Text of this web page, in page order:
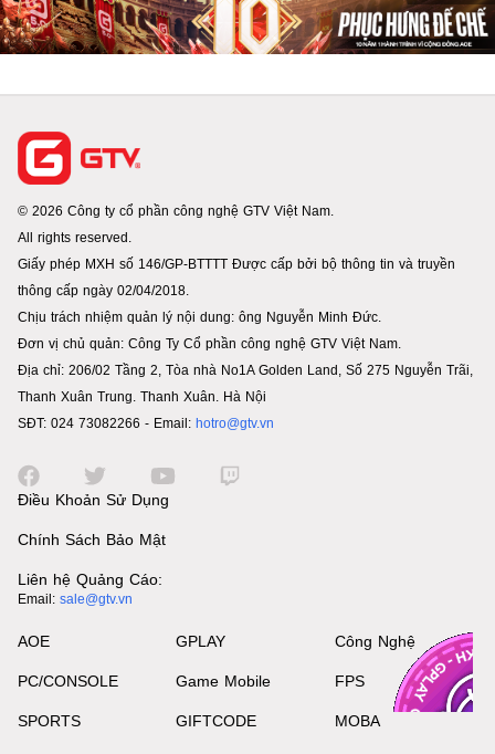
© 2026 Công ty cổ phần công nghệ GTV Việt Nam.
All rights reserved.
Giấy phép MXH số 146/GP-BTTTT Được cấp bởi bộ thông tin và truyền
thông cấp ngày 02/04/2018.
Chịu trách nhiệm quản lý nội dung: ông Nguyễn Minh Đức.
Đơn vị chủ quản: Công Ty Cổ phần công nghệ GTV Việt Nam.
Địa chỉ: 206/02 Tầng 2, Tòa nhà No1A Golden Land, Số 275 Nguyễn Trãi,
Thanh Xuân Trung. Thanh Xuân. Hà Nội
SĐT: 024 73082266 - Email: hotro@gtv.vn
Điều Khoản Sử Dụng
Chính Sách Bảo Mật
Liên hệ Quảng Cáo:
Email: sale@gtv.vn
AOE
PC/CONSOLE
SPORTS
GPLAY
Game Mobile
GIFTCODE
Công Nghệ
FPS
MOBA